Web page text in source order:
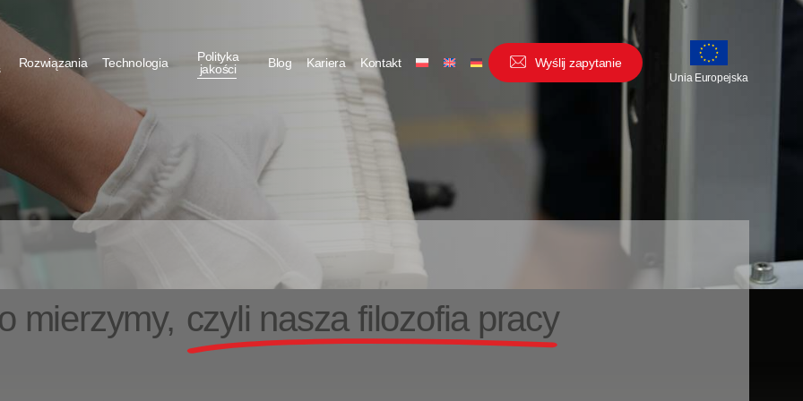
Rozwiązania Technologia
Polityka
jakości
Blog Kariera Kontakt Wyślij zapytanie
Unia Europejska
mierzymy, czyli nasza filozofia pracy